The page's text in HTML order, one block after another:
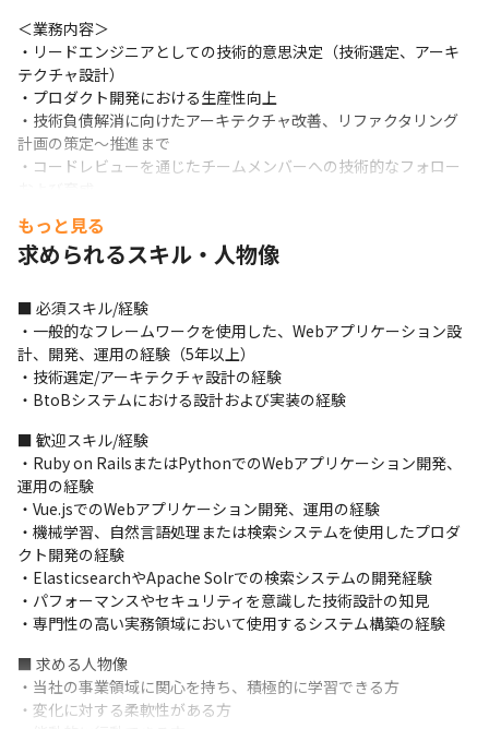
＜業務内容＞
・リードエンジニアとしての技術的意思決定（技術選定、アーキ
テクチャ設計）
・プロダクト開発における生産性向上
・技術負債解消に向けたアーキテクチャ改善、リファクタリング
計画の策定～推進まで
・コードレビューを通じたチームメンバーへの技術的なフォロー
進するためのドキュメンテーション
・テックリードの役割
∟アーキテクチャ設計
∟全体最適を踏まえた技術意思決定
・リードエンジニアの役割
∟担当開発アイテムのリード
∟技術的意思決定、テックリード補佐
∟2026年度のエンジニア組織のテーマは“開発の高速化”
＜2026年度のエンジニア組織のテーマは“開発の高速化”＞
・AI活用はもはや前提です
・2026年度は開発スピードのギアを上げ、すでに新機能の立ち上
げは加速し始めています
・組織が拡大し、AIで開発のあり方が急速に変わる中で、自律的
に課題を拾い、組織全体で解決します
・自走する人材や牽引する人材で組織力も高めるフェーズです
・AI活用への積極投資は引き続き行います（Claude Code、
Cursorなど）
（変更の範囲）会社の定める業務
もっと見る
求められるスキル・人物像
■ 必須スキル/経験
・一般的なフレームワークを使用した、Webアプリケーション設
計、開発、運用の経験（5年以上）
・技術選定/アーキテクチャ設計の経験
・BtoBシステムにおける設計および実装の経験
■ 歓迎スキル/経験
・Ruby on RailsまたはPythonでのWebアプリケーション開発、
運用の経験
・Vue.jsでのWebアプリケーション開発、運用の経験
・機械学習、自然言語処理または検索システムを使用したプロダ
クト開発の経験
・ElasticsearchやApache Solrでの検索システムの開発経験
・パフォーマンスやセキュリティを意識した技術設計の知見
・専門性の高い実務領域において使用するシステム構築の経験
■ 求める人物像
・当社の事業領域に関心を持ち、積極的に学習できる方
・変化に対する柔軟性がある方